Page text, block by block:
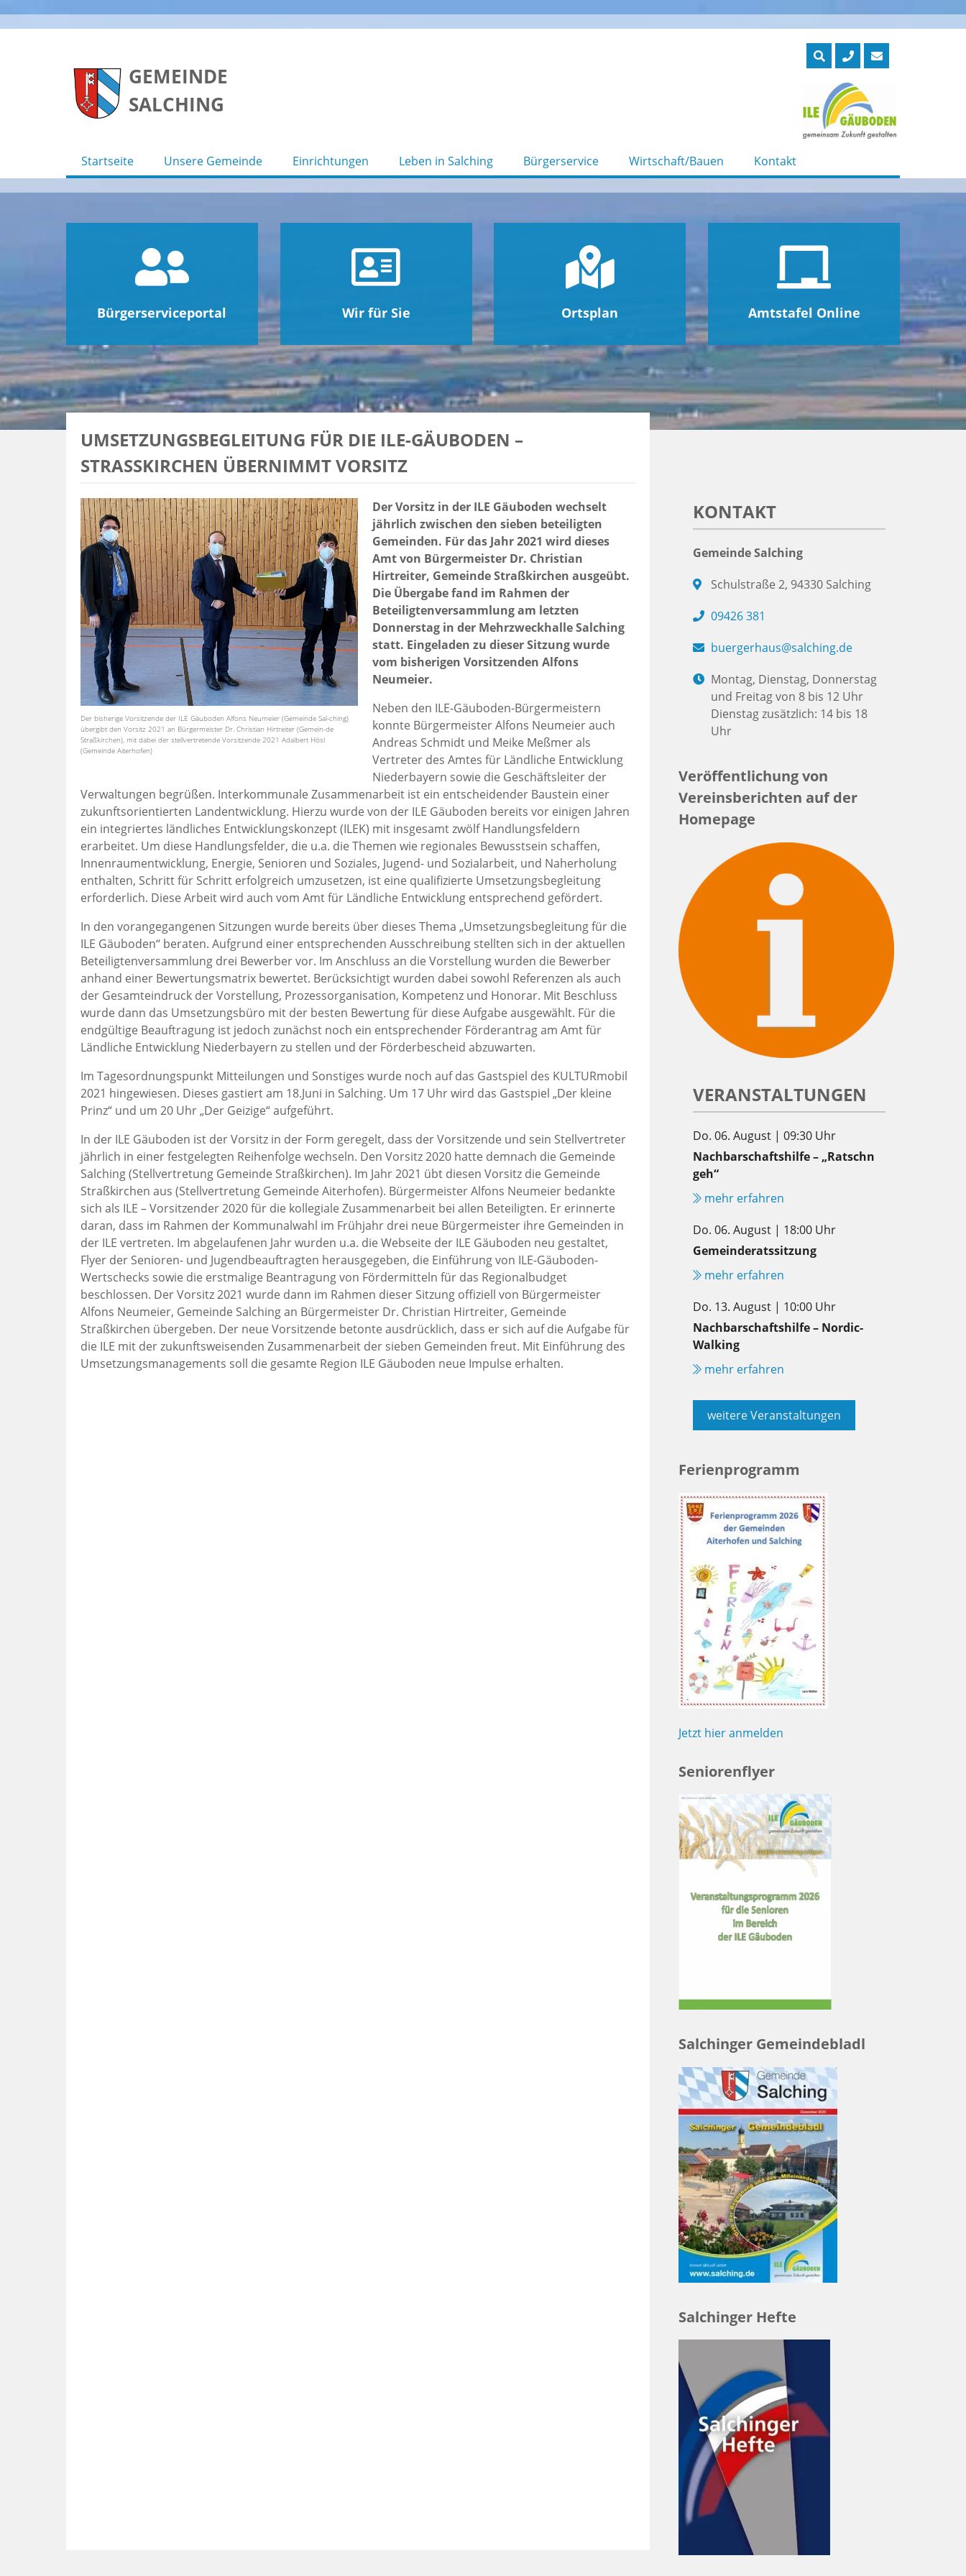
GEMEINDE
SALCHING
Startseite Unsere Gemeinde Einrichtungen Leben in Salching Bürgerservice Wirtschaft/Bauen Kontakt
Bürgerserviceportal Wir für Sie Ortsplan Amtstafel Online
UMSETZUNGSBEGLEITUNG FÜR DIE ILE-GÄUBODEN –
STRASSKIRCHEN ÜBERNIMMT VORSITZ
Der bisherige Vorsitzende der ILE Gäuboden Alfons Neumeier (Gemeinde Sal-ching)
übergibt den Vorsitz 2021 an Bürgermeister Dr. Christian Hirtreiter (Gemein-de
Straßkirchen), mit dabei der stellvertretende Vorsitzende 2021 Adalbert Hösl
(Gemeinde Aiterhofen)
Der Vorsitz in der ILE Gäuboden wechselt
jährlich zwischen den sieben beteiligten
Gemeinden. Für das Jahr 2021 wird dieses
Amt von Bürgermeister Dr. Christian
Hirtreiter, Gemeinde Straßkirchen ausgeübt.
Die Übergabe fand im Rahmen der
Beteiligtenversammlung am letzten
Donnerstag in der Mehrzweckhalle Salching
statt. Eingeladen zu dieser Sitzung wurde
vom bisherigen Vorsitzenden Alfons
Neumeier.
Neben den ILE-Gäuboden-Bürgermeistern
konnte Bürgermeister Alfons Neumeier auch
Andreas Schmidt und Meike Meßmer als
Vertreter des Amtes für Ländliche Entwicklung
Niederbayern sowie die Geschäftsleiter der
Verwaltungen begrüßen. Interkommunale Zusammenarbeit ist ein entscheidender Baustein einer
zukunftsorientierten Landentwicklung. Hierzu wurde von der ILE Gäuboden bereits vor einigen Jahren
ein integriertes ländliches Entwicklungskonzept (ILEK) mit insgesamt zwölf Handlungsfeldern
erarbeitet. Um diese Handlungsfelder, die u.a. die Themen wie regionales Bewusstsein schaffen,
Innenraumentwicklung, Energie, Senioren und Soziales, Jugend- und Sozialarbeit, und Naherholung
enthalten, Schritt für Schritt erfolgreich umzusetzen, ist eine qualifizierte Umsetzungsbegleitung
erforderlich. Diese Arbeit wird auch vom Amt für Ländliche Entwicklung entsprechend gefördert.
In den vorangegangenen Sitzungen wurde bereits über dieses Thema „Umsetzungsbegleitung für die
ILE Gäuboden“ beraten. Aufgrund einer entsprechenden Ausschreibung stellten sich in der aktuellen
Beteiligtenversammlung drei Bewerber vor. Im Anschluss an die Vorstellung wurden die Bewerber
anhand einer Bewertungsmatrix bewertet. Berücksichtigt wurden dabei sowohl Referenzen als auch
der Gesamteindruck der Vorstellung, Prozessorganisation, Kompetenz und Honorar. Mit Beschluss
wurde dann das Umsetzungsbüro mit der besten Bewertung für diese Aufgabe ausgewählt. Für die
endgültige Beauftragung ist jedoch zunächst noch ein entsprechender Förderantrag am Amt für
Ländliche Entwicklung Niederbayern zu stellen und der Förderbescheid abzuwarten.
Im Tagesordnungspunkt Mitteilungen und Sonstiges wurde noch auf das Gastspiel des KULTURmobil
2021 hingewiesen. Dieses gastiert am 18.Juni in Salching. Um 17 Uhr wird das Gastspiel „Der kleine
Prinz“ und um 20 Uhr „Der Geizige“ aufgeführt.
In der ILE Gäuboden ist der Vorsitz in der Form geregelt, dass der Vorsitzende und sein Stellvertreter
jährlich in einer festgelegten Reihenfolge wechseln. Den Vorsitz 2020 hatte demnach die Gemeinde
Salching (Stellvertretung Gemeinde Straßkirchen). Im Jahr 2021 übt diesen Vorsitz die Gemeinde
Straßkirchen aus (Stellvertretung Gemeinde Aiterhofen). Bürgermeister Alfons Neumeier bedankte
sich als ILE – Vorsitzender 2020 für die kollegiale Zusammenarbeit bei allen Beteiligten. Er erinnerte
daran, dass im Rahmen der Kommunalwahl im Frühjahr drei neue Bürgermeister ihre Gemeinden in
der ILE vertreten. Im abgelaufenen Jahr wurden u.a. die Webseite der ILE Gäuboden neu gestaltet,
Flyer der Senioren- und Jugendbeauftragten herausgegeben, die Einführung von ILE-Gäuboden-
Wertschecks sowie die erstmalige Beantragung von Fördermitteln für das Regionalbudget
beschlossen. Der Vorsitz 2021 wurde dann im Rahmen dieser Sitzung offiziell von Bürgermeister
Alfons Neumeier, Gemeinde Salching an Bürgermeister Dr. Christian Hirtreiter, Gemeinde
Straßkirchen übergeben. Der neue Vorsitzende betonte ausdrücklich, dass er sich auf die Aufgabe für
die ILE mit der zukunftsweisenden Zusammenarbeit der sieben Gemeinden freut. Mit Einführung des
Umsetzungsmanagements soll die gesamte Region ILE Gäuboden neue Impulse erhalten.
KONTAKT
Gemeinde Salching
Schulstraße 2, 94330 Salching
09426 381
buergerhaus@salching.de
Montag, Dienstag, Donnerstag
und Freitag von 8 bis 12 Uhr
Dienstag zusätzlich: 14 bis 18
Uhr
Veröffentlichung von
Vereinsberichten auf der
Homepage
VERANSTALTUNGEN
Do. 06. August | 09:30 Uhr
Nachbarschaftshilfe – „Ratschn
geh“
mehr erfahren
Do. 06. August | 18:00 Uhr
Gemeinderatssitzung
mehr erfahren
Do. 13. August | 10:00 Uhr
Nachbarschaftshilfe – Nordic-
Walking
mehr erfahren
weitere Veranstaltungen
Ferienprogramm
Jetzt hier anmelden
Seniorenflyer
Salchinger Gemeindebladl
Salchinger Hefte